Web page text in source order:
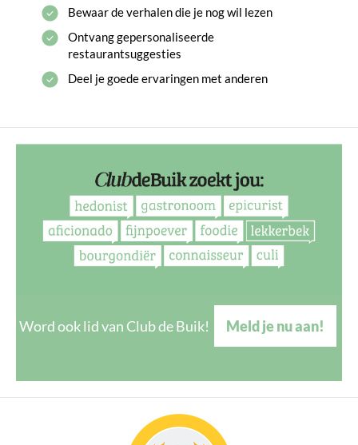
Bewaar de verhalen die je nog wil lezen
Ontvang gepersonaliseerde
restaurantsuggesties
Deel je goede ervaringen met anderen
Word ook lid van Club de Buik! Meld je nu aan!